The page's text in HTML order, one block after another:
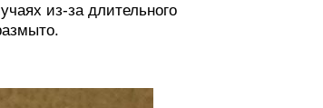
из-за длительного